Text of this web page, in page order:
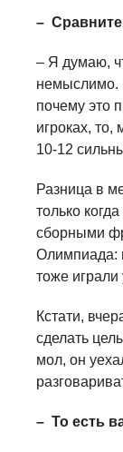
–
– Я думаю,
немыслимо.
почему это
игроках,
10-12
Разница в
только
сборными
Олимпиада:
тоже
Кстати,
сделать
мол, он
– То есть